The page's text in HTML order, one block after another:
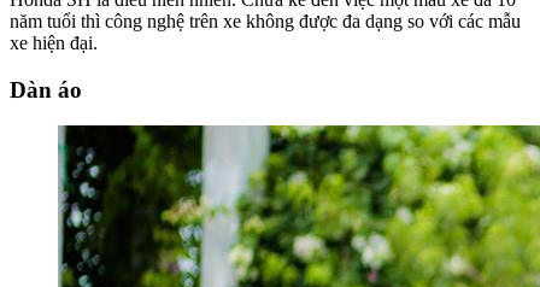
năm tuổi thì công nghệ trên xe không được đa dạng so với các mẫu
xe hiện đại.
Dàn áo